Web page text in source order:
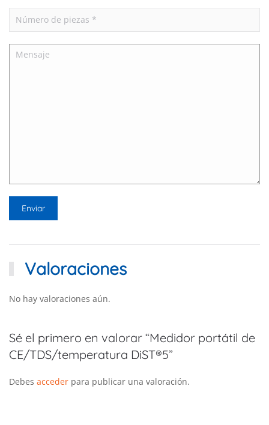
Valoraciones
No hay valoraciones aún.
Sé el primero en valorar “Medidor portátil de
CE/TDS/temperatura DiST®5”
Debes acceder para publicar una valoración.